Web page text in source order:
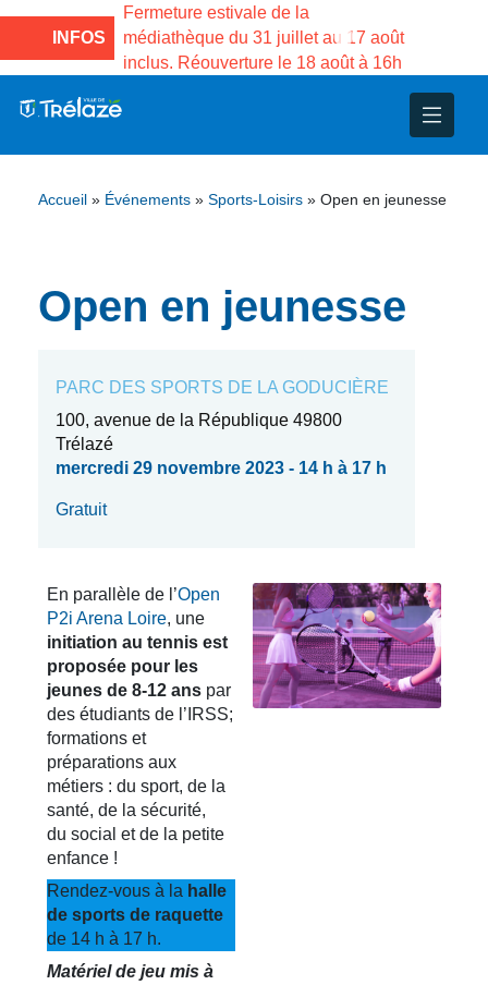
INFOS
la Maison des
de Gama du
Fermeture estivale de la
médiathèque du 31 juillet au 17 août
inclus. Réouverture le 18 août à 16h
Projets
Accueil » Événements » Sports-Loisirs » Open en jeunesse
Open en jeunesse
PARC DES SPORTS DE LA GODUCIÈRE
100, avenue de la République 49800
Trélazé
mercredi 29 novembre 2023 - 14 h à 17 h
Gratuit
En parallèle de l’Open
P2i Arena Loire, une
initiation au tennis est
proposée pour les
jeunes de 8-12 ans par
des étudiants de l’IRSS;
formations et
préparations aux
métiers : du sport, de la
santé, de la sécurité,
du social et de la petite
enfance !
Rendez-vous à la halle
de sports de raquette
de 14 h à 17 h.
Matériel de jeu mis à